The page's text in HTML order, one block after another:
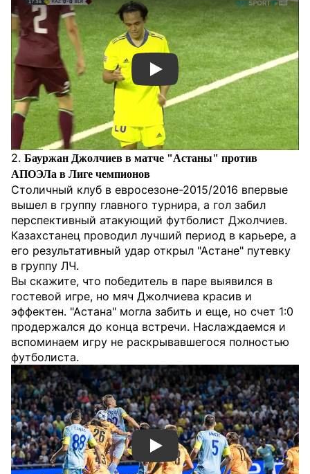
Смотреть видео YouTube
2. Бауржан Джолчиев в матче "Астаны" против
АПОЭЛа в Лиге чемпионов
Столичный клуб в евросезоне-2015/2016 впервые
вышел в группу главного турнира, а гол забил
перспективный атакующий футболист Джолчиев.
Казахстанец проводил лучший период в карьере, а
его результативный удар открыл "Астане" путевку
в группу ЛЧ.
Вы скажите, что победитель в паре выявился в
гостевой игре, но мяч Джолчиева красив и
эффектен. "Астана" могла забить и еще, но счет 1:0
продержался до конца встречи. Наслаждаемся и
вспоминаем игру не раскрывавшегося полностью
футболиста.
Смотреть видео YouTube